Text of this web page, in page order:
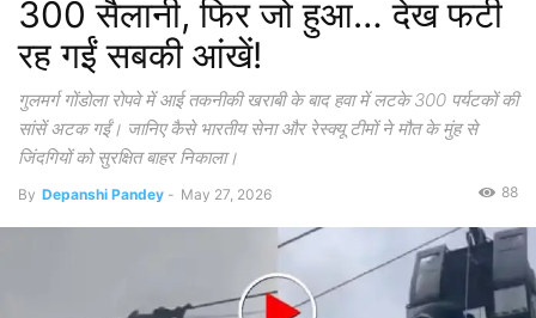
300 सैलानी, फिर जो हुआ… देख फटी
रह गईं सबकी आंखें!
गुलमर्ग गोंडोला रोपवे में आई तकनीकी खराबी के बाद हवा में लटके 300 पर्यटकों की
सांसें अटक गईं। जानिए कैसे भारतीय सेना और रेस्क्यू टीमों ने मौत के मुंह से
जिंदगियों को सुरक्षित बाहर निकाला।
By Depanshi Pandey - May 27, 2026 88